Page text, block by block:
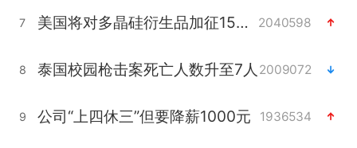
7 美国将对多晶硅衍生品加征15%关税 2040598
8 泰国校园枪击案死亡人数升至7人 2009072
9 公司“上四休三”但要降薪1000元 1936534